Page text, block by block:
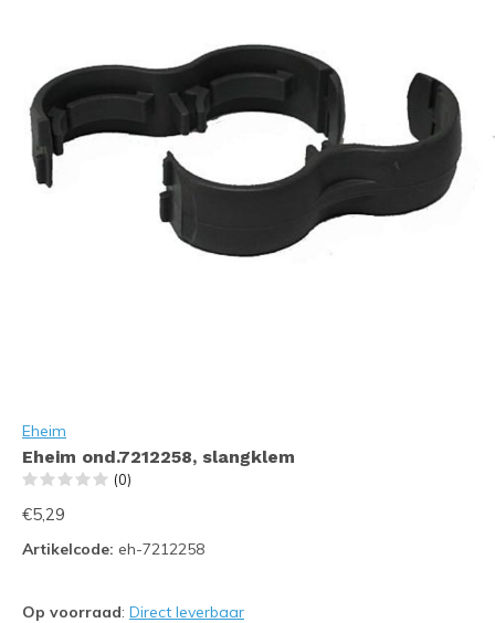
Eheim
Eheim ond.7212258, slangklem
(0)
€5,29
Artikelcode: eh-7212258
Op voorraad: Direct leverbaar